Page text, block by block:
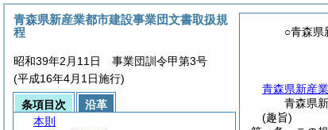
○青森県
青森県新産
青森県
(趣旨)
青森県新産業都市建設事業団文書取扱規
程
昭和39年2月11日 事業団訓令甲第3号
(平成16年4月1日施行)
条項目次
沿革
本則